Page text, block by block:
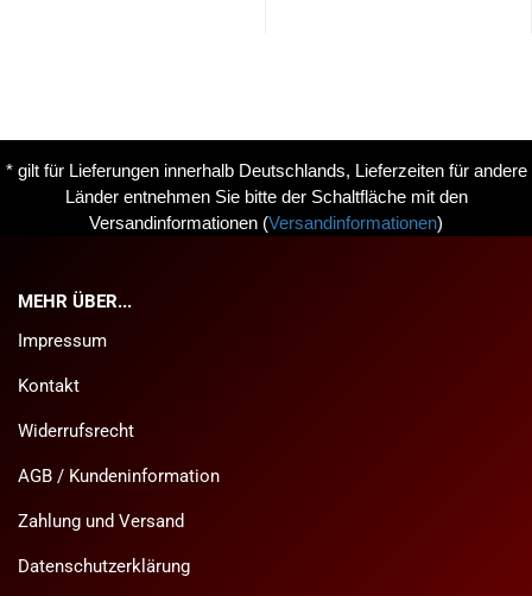
* gilt für Lieferungen innerhalb Deutschlands, Lieferzeiten für andere
Länder entnehmen Sie bitte der Schaltfläche mit den
Versandinformationen (Versandinformationen)
MEHR ÜBER...
Impressum
Kontakt
Widerrufsrecht
AGB / Kundeninformation
Zahlung und Versand
Datenschutzerklärung